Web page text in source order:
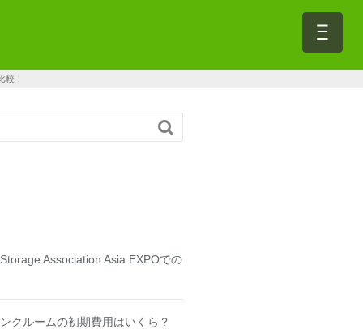
較！

Association Asia EXPOでの
ンクルームの初期費用はいくら？